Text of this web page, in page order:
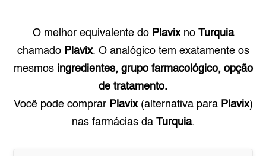
O melhor equivalente do Plavixno Turquia
chamado Plavix. O analógico tem exatamente os
mesmos ingredientes, grupo farmacológico, opção
de tratamento.
Você pode comprar Plavix(alternativa para Plavix)
nas farmácias da Turquia.